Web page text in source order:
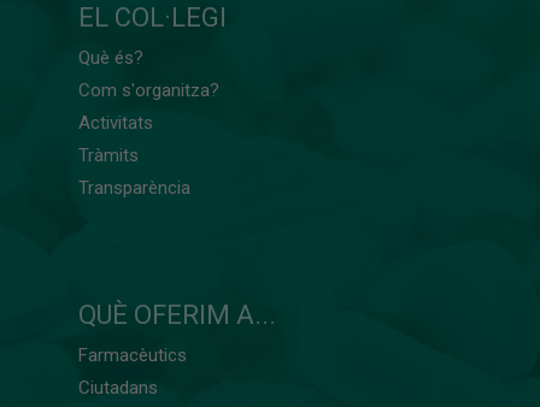
EL COL·LEGI
Què és?
Com s'organitza?
Activitats
Tràmits
Transparència
QUÈ OFERIM A...
Farmacèutics
Ciutadans